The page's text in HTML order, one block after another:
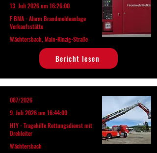
13. Juli 2026 um 16:26:00
F BMA - Alarm Brandmeldeanlage
Verkaufsstätte
Wächtersbach, Main-Kinzig-Straße
Bericht lesen
087/2026
9. Juli 2026 um 16:44:00
H1Y - Tragehilfe Rettungsdienst mit
Drehleiter
Wächtersbach